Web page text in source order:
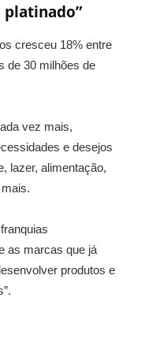
platinado”
cresceu 18% entre
de 30 milhões de
vez mais,
e desejos
lazer, alimentação,
as marcas que já
produtos e